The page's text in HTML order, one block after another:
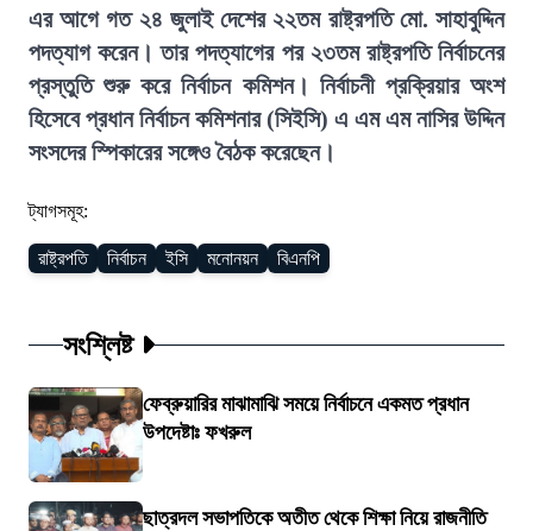
এর আগে গত ২৪ জুলাই দেশের ২২তম রাষ্ট্রপতি মো. সাহাবুদ্দিন
পদত্যাগ করেন। তার পদত্যাগের পর ২৩তম রাষ্ট্রপতি নির্বাচনের
প্রস্তুতি শুরু করে নির্বাচন কমিশন। নির্বাচনী প্রক্রিয়ার অংশ
হিসেবে প্রধান নির্বাচন কমিশনার (সিইসি) এ এম এম নাসির উদ্দিন
সংসদের স্পিকারের সঙ্গেও বৈঠক করেছেন।
ট্যাগসমূহ:
রাষ্ট্রপতি নির্বাচন ইসি মনোনয়ন বিএনপি
সংশ্লিষ্ট
ফেব্রুয়ারির মাঝামাঝি সময়ে নির্বাচনে একমত প্রধান
উপদেষ্টাঃ ফখরুল
ছাত্রদল সভাপতিকে অতীত থেকে শিক্ষা নিয়ে রাজনীতি